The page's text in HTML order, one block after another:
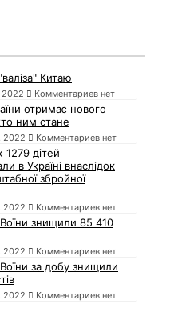
Китаю
2022 Комментариев нет
отримає нового
ним стане
2022 Комментариев нет
1279 дітей
в Україні внаслідок
збройної
2022 Комментариев нет
Воїни знищили 85 410
2022 Комментариев нет
Воїни за добу знищили
2022 Комментариев нет